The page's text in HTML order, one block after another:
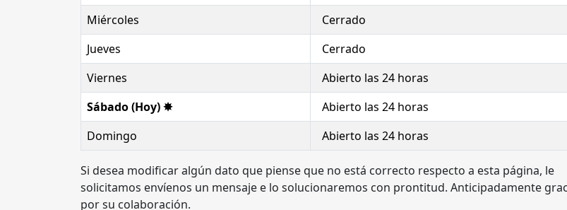
Miércoles
Cerrado
Jueves
Cerrado
Viernes
Abierto las 24 horas
Sábado (Hoy) ✸
Abierto las 24 horas
Domingo
Abierto las 24 horas
Si desea modificar algún dato que piense que no está correcto respecto a esta página, le
solicitamos envíenos un mensaje e lo solucionaremos con prontitud. Anticipadamente
por su colaboración.